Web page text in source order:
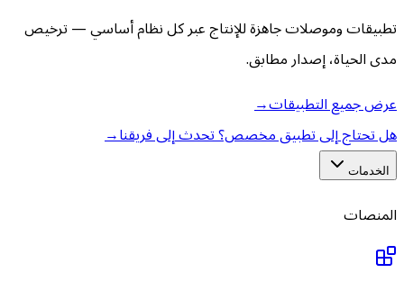
تطبيقات وموصلات جاهزة للإنتاج عبر كل نظام أساسي — ترخيص
مدى الحياة، إصدار مطابق.
عرض جميع التطبيقات→
هل تحتاج إلى تطبيق مخصص؟ تحدث إلى فريقنا→
الخدمات
المنصات